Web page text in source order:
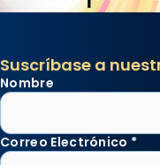
Suscríbase a
Nombre
Correo Electrónico *